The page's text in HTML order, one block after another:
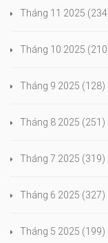
Tháng 11 2025
Tháng 10 2025
Tháng 9 2025 (128)
Tháng 8 2025 (251)
Tháng 7 2025 (319)
Tháng 6 2025 (327)
Tháng 5 2025 (199)